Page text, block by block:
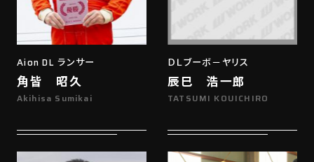
Aion DL ランサー
角皆 昭久
Akihisa Sumikai
ＤＬブーボ－ヤリス
辰巳 浩一郎
TATSUMI KOUICHIRO